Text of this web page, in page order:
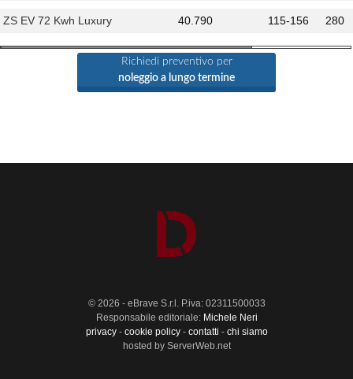
ZS EV 72 Kwh Luxury 40.790 115-156 280
Richiedi preventivo per
noleggio a lungo termine
© 2026 - eBrave S.r.l. P.iva: 02311500033
Responsabile editoriale: Michele Neri
privacy- cookie policy- contatti - chi siamo
hosted by ServerWeb.net